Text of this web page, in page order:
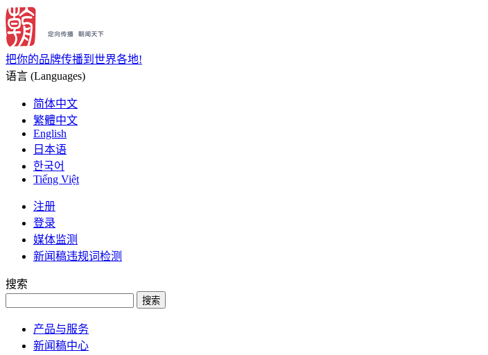
把你的品牌传播到世界各地!
语言 (Languages)
简体中文
繁體中文
English
日本语
한국어
Tiếng Việt
注册
登录
媒体监测
新闻稿违规词检测
搜索
搜索
产品与服务
新闻稿中心